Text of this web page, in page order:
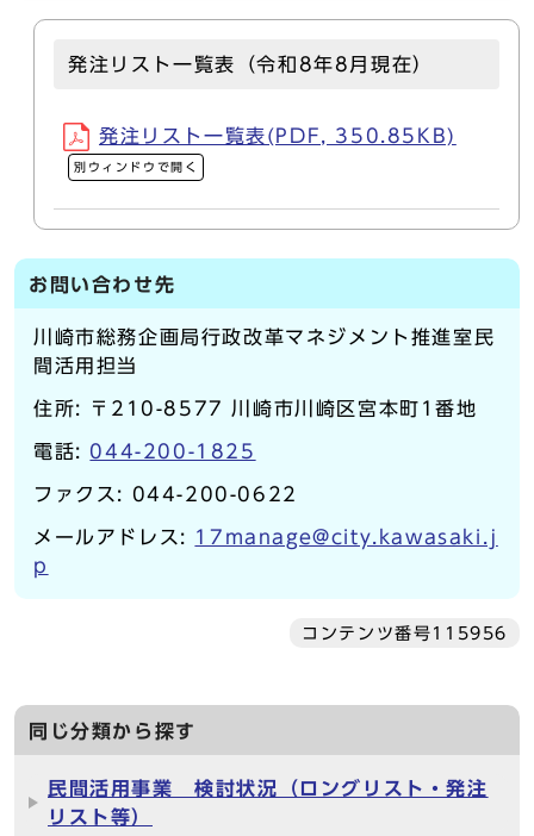
発注リスト一覧表（令和8年8月現在）
発注リスト一覧表(PDF, 350.85KB)
別ウィンドウで開く
お問い合わせ先
川崎市総務企画局行政改革マネジメント推進室民
間活用担当
住所: 〒210-8577 川崎市川崎区宮本町1番地
電話: 044-200-1825
ファクス: 044-200-0622
メールアドレス: 17manage@city.kawasaki.j
p
コンテンツ番号115956
同じ分類から探す
民間活用事業 検討状況（ロングリスト・発注
リスト等）